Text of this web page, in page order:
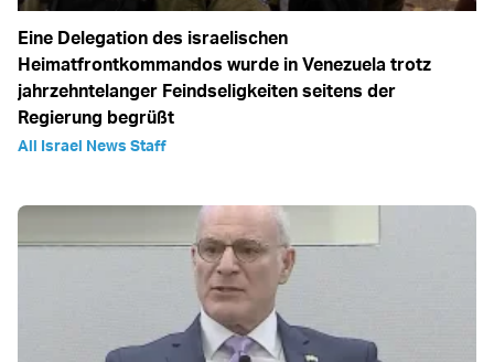
Eine Delegation des israelischen
Heimatfrontkommandos wurde in Venezuela trotz
jahrzehntelanger Feindseligkeiten seitens der
Regierung begrüßt
All Israel News Staff